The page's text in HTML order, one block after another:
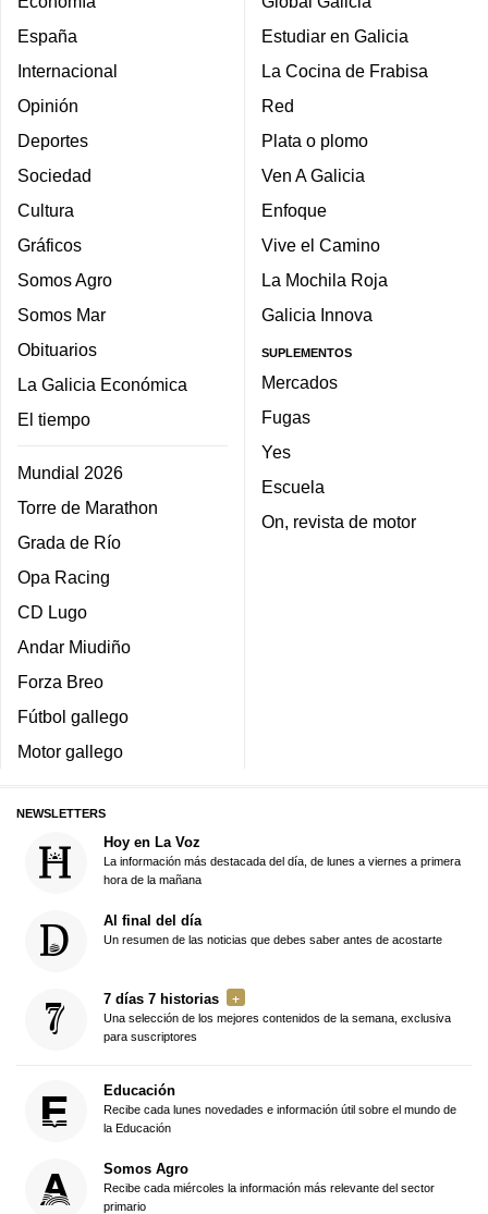
España
Internacional
Opinión
Deportes
Sociedad
Cultura
Gráficos
Somos Agro
Somos Mar
Obituarios
La Galicia Económica
El tiempo
Mundial 2026
Torre de Marathon
Grada de Río
Opa Racing
CD Lugo
Andar Miudiño
Forza Breo
Fútbol gallego
Motor gallego
Estudiar en Galicia
La Cocina de Frabisa
Red
Plata o plomo
Ven A Galicia
Enfoque
Vive el Camino
La Mochila Roja
Galicia Innova
SUPLEMENTOS
Mercados
Fugas
Yes
Escuela
On, revista de motor
NEWSLETTERS
Hoy en La Voz
La información más destacada del día, de lunes a viernes a primera
hora de la mañana
Al final del día
Un resumen de las noticias que debes saber antes de acostarte
7 días 7 historias
Una selección de los mejores contenidos de la semana, exclusiva
para suscriptores
Educación
Recibe cada lunes novedades e información útil sobre el mundo de
la Educación
Somos Agro
Recibe cada miércoles la información más relevante del sector
primario